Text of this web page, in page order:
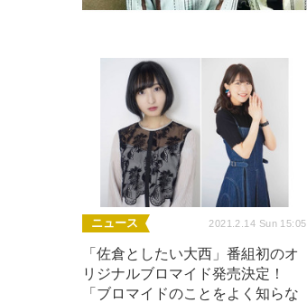
ニュース 2021.2.14 Sun 15:05
「佐倉としたい大西」番組初のオ
リジナルブロマイド発売決定！
「ブロマイドのことをよく知らな